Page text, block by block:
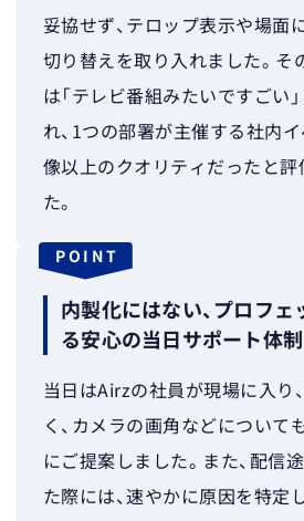
妥協せず、テロップ表示や場面
切り替えを取り入れました。そ
は「テレビ番組みたいですごい
れ、1つの部署が主催する社内
像以上のクオリティだったと評
た。
POINT
内製化にはない、プロフェ
る安心の当日サポート体制
当日はAirzの社員が現場に入り
く、カメラの画角などについて
にご提案しました。また、配信
た際には、速やかに原因を特定